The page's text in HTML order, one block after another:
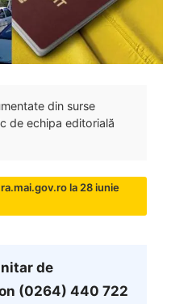
din surse
de echipa editorială
la 28 iunie
de
(0264) 440 722